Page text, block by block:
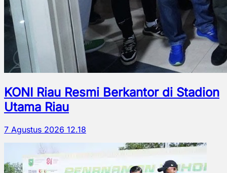
KONI Riau Resmi Berkantor di Stadion
Utama Riau
7 Agustus 2026 12.18